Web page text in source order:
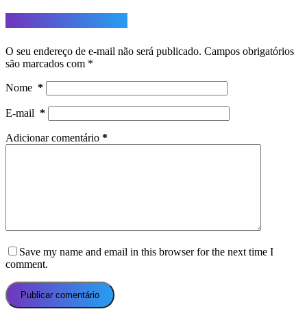
O seu endereço de e-mail não será publicado. Campos obrigatórios
são marcados com *
Nome *
E-mail *
Adicionar comentário *
Save my name and email in this browser for the next time I
comment.
Publicar comentário